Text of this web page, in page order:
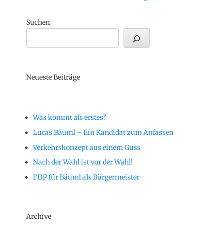
Suchen
Neueste Beiträge
Was kommt als erstes?
Lucas Bäuml – Ein Kandidat zum Anfassen
Verkehrskonzept aus einem Guss
Nach der Wahl ist vor der Wahl!
FDP für Bäuml als Bürgermeister
Archive